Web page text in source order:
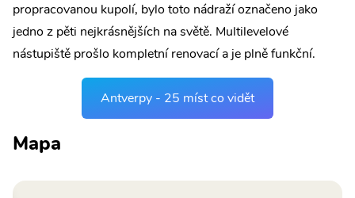
propracovanou kupolí, bylo toto nádraží označeno jako
jedno z pěti nejkrásnějších na světě. Multilevelové
nástupiště prošlo kompletní renovací a je plně funkční.
Antverpy - 25 míst co vidět
Mapa